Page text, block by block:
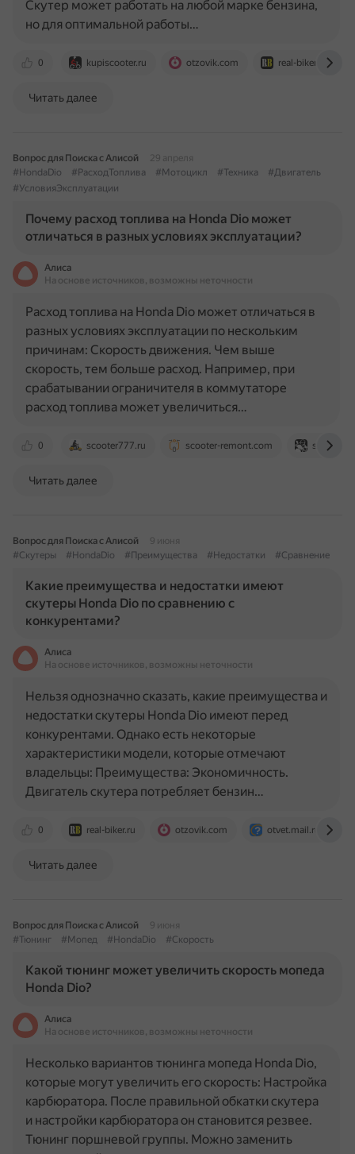
0 kupiscooter.ru otzovik.com real-biker.ru
Скутер может работать на любой марке бензина,
но для оптимальной работы…
Читать далее
Вопрос для Поиска с Алисой
29 апреля
#HondaDio
#РасходТоплива #Мотоцикл #Техника
#Двигатель
#УсловияЭксплуатации
Почему расход топлива на Honda Dio может
отличаться в разных условиях эксплуатации?
Алиса
На основе источников, возможны неточности
0 scooter777.ru scooter-remont.com scooter-
Расход топлива на Honda Dio может отличаться в
разных условиях эксплуатации по нескольким
причинам: Скорость движения. Чем выше
скорость, тем больше расход. Например, при
срабатывании ограничителя в коммутаторе
расход топлива может увеличиться…
Читать далее
Вопрос для Поиска с Алисой
9 июня
#Скутеры
#HondaDio #Преимущества #Недостатки #Сравнение
Какие преимущества и недостатки имеют
скутеры Honda Dio по сравнению с
конкурентами?
Алиса
На основе источников, возможны неточности
0 real-biker.ru otzovik.com otvet.mail.ru
Нельзя однозначно сказать, какие преимущества и
недостатки скутеры Honda Dio имеют перед
конкурентами. Однако есть некоторые
характеристики модели, которые отмечают
владельцы: Преимущества: Экономичность.
Двигатель скутера потребляет бензин…
Читать далее
Вопрос для Поиска с Алисой
9 июня
#Тюнинг
#Мопед #HondaDio #Скорость
Какой тюнинг может увеличить скорость мопеда
Honda Dio?
Алиса
На основе источников, возможны неточности
Несколько вариантов тюнинга мопеда Honda Dio,
которые могут увеличить его скорость: Настройка
карбюратора. После правильной обкатки скутера
и настройки карбюратора он становится резвее.
Тюнинг поршневой группы. Можно заменить